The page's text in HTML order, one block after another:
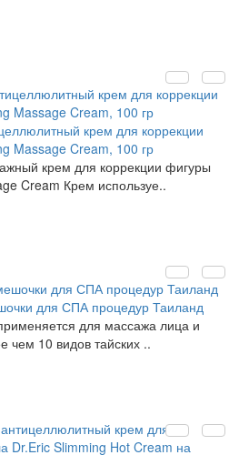
крем для коррекции
Massage Cream, 100 гр
крем для коррекции фигуры
Cream Крем используе..
для СПА процедур Таиланд
для массажа лица и
чем 10 видов тайских ..